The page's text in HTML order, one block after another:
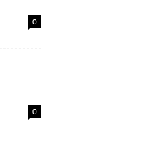
0
0